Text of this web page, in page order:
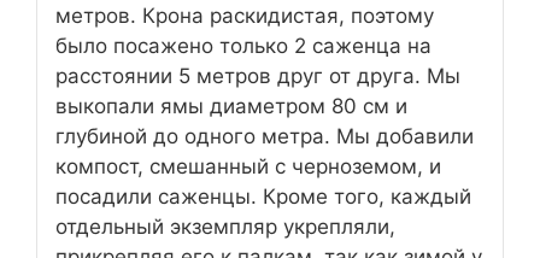
метров. Крона раскидистая, поэтому
было посажено только 2 саженца на
расстоянии 5 метров друг от друга. Мы
выкопали ямы диаметром 80 см и
глубиной до одного метра. Мы добавили
компост, смешанный с черноземом, и
посадили саженцы. Кроме того, каждый
отдельный экземпляр укрепляли,